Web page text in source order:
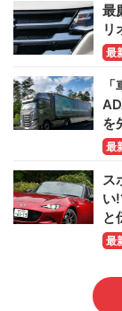
最
リ
最
を
最
ス
い
と
最